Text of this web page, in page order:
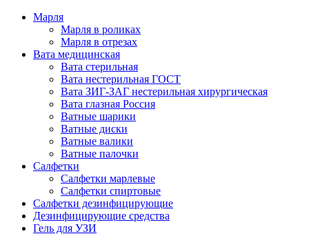
Марля
Марля в роликах
Марля в отрезах
Вата медицинская
Вата стерильная
Вата нестерильная ГОСТ
Вата ЗИГ-ЗАГ нестерильная хирургическая
Вата глазная Россия
Ватные шарики
Ватные диски
Ватные валики
Ватные палочки
Салфетки
Салфетки марлевые
Салфетки спиртовые
Салфетки дезинфицирующие
Дезинфицирующие средства
Гель для УЗИ